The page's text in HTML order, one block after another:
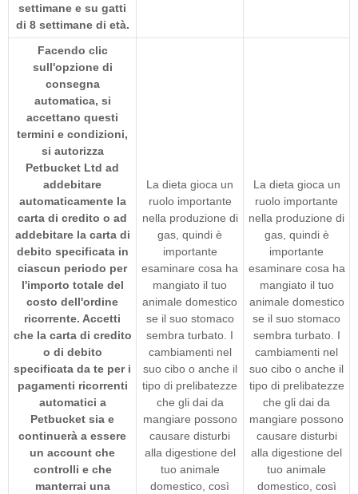
settimane e su gatti
di 8 settimane di età.
Facendo clic
sull'opzione di
consegna
automatica, si
accettano questi
termini e condizioni,
si autorizza
Petbucket Ltd ad
addebitare
automaticamente la
carta di credito o ad
addebitare la carta di
debito specificata in
ciascun periodo per
l'importo totale del
costo dell'ordine
ricorrente. Accetti
che la carta di credito
o di debito
specificata da te per i
pagamenti ricorrenti
automatici a
Petbucket sia e
continuerà a essere
un account che
controlli e che
manterrai una
La dieta gioca un
ruolo importante
nella produzione di
gas, quindi è
importante
esaminare cosa ha
mangiato il tuo
animale domestico
se il suo stomaco
sembra turbato. I
cambiamenti nel
suo cibo o anche il
tipo di prelibatezze
che gli dai da
mangiare possono
causare disturbi
alla digestione del
tuo animale
domestico, così
La dieta gioca un
ruolo importante
nella produzione di
gas, quindi è
importante
esaminare cosa ha
mangiato il tuo
animale domestico
se il suo stomaco
sembra turbato. I
cambiamenti nel
suo cibo o anche il
tipo di prelibatezze
che gli dai da
mangiare possono
causare disturbi
alla digestione del
tuo animale
domestico, così